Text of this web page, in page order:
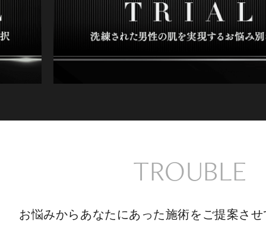
TROUBLE
お悩みからあなたにあった施術をご提案さ